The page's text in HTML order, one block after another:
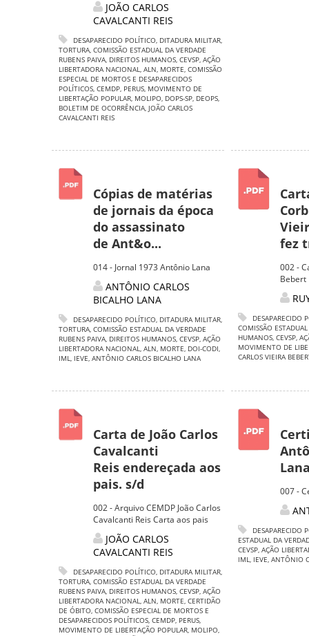
JOÃO CARLOS
CAVALCANTI REIS
DESAPARECIDO POLÍTICO, DITADURA MILITAR,
TORTURA, COMISSÃO ESTADUAL DA VERDADE
RUBENS PAIVA, DIREITOS HUMANOS, CEVSP, AÇÃO
LIBERTADORA NACIONAL, ALN, MORTE, COMISSÃO
ESPECIAL DE MORTOS E DESAPARECIDOS
POLÍTICOS, CEMDP, PERUS, MOVIMENTO DE
LIBERTAÇÃO POPULAR, MOLIPO, DOPS-SP, DEOPS,
BOLETIM DE OCORRÊNCIA, JOÃO CARLOS
CAVALCANTI REIS
Cópias de matérias
de jornais da época
do assassinato
de Ant&o...
014 - Jornal 1973 Antônio Lana
ANTÔNIO CARLOS
BICALHO LANA
DESAPARECIDO POLÍTICO, DITADURA MILITAR,
TORTURA, COMISSÃO ESTADUAL DA VERDADE
RUBENS PAIVA, DIREITOS HUMANOS, CEVSP, AÇÃO
LIBERTADORA NACIONAL, ALN, MORTE, DOI-CODI,
IML, IEVE, ANTÔNIO CARLOS BICALHO LANA
fez
002 -
Bebert
DESAPARECIDO
COMISSÃO
HUMANOS, CEVSP,
MOVIMENTO DE
CARLOS VIEIRA
Carta de João Carlos
Cavalcanti
Reis endereçada aos
pais. s/d
002 - Arquivo CEMDP João Carlos
Cavalcanti Reis Carta aos pais
JOÃO CARLOS
CAVALCANTI REIS
DESAPARECIDO POLÍTICO, DITADURA MILITAR,
TORTURA, COMISSÃO ESTADUAL DA VERDADE
RUBENS PAIVA, DIREITOS HUMANOS, CEVSP, AÇÃO
LIBERTADORA NACIONAL, ALN, MORTE, CERTIDÃO
DE ÓBITO, COMISSÃO ESPECIAL DE MORTOS E
DESAPARECIDOS POLÍTICOS, CEMDP, PERUS,
MOVIMENTO DE LIBERTAÇÃO POPULAR, MOLIPO,
007 -
DESAPARECIDO
ESTADUAL DA
CEVSP, AÇÃO
IML, IEVE, ANTÔNIO